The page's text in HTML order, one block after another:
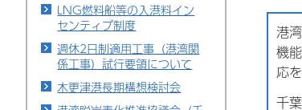
LNG燃料船等の入港料イン
センティブ制度
週休2日制適用工事（港湾関
係工事）試行要領について
木更津港長期構想検討会
港
機
応
千